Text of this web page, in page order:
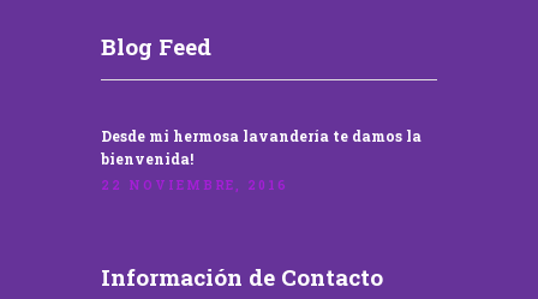
Blog Feed
Desde mi hermosa lavandería te damos la
bienvenida!
22 NOVIEMBRE, 2016
Información de Contacto